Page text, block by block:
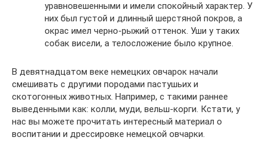
уравновешенными и имели спокойный характер. У
них был густой и длинный шерстяной покров, а
окрас имел черно-рыжий оттенок. Уши у таких
собак висели, а телосложение было крупное.
В девятнадцатом веке немецких овчарок начали
смешивать с другими породами пастушьих и
скотогонных животных. Например, с такими раннее
выведенными как: колли, муди, вельш-корги. Кстати, у
нас вы можете прочитать интересный материал о
воспитании и дрессировке немецкой овчарки.